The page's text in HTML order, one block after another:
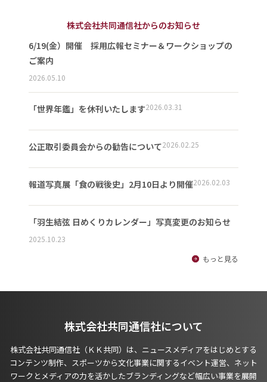
株式会社共同通信社からのお知らせ
6/19(金）開催 採用広報セミナー＆ワークショップの
ご案内
2026.05.10
「世界年鑑」を休刊いたします2026.03.31
公正取引委員会からの勧告について2026.02.25
報道写真展「食の戦後史」2月10日より開催2026.02.03
「羽生結弦 日めくりカレンダー」写真変更のお知らせ
2025.10.23
もっと見る
株式会社共同通信社について
株式会社共同通信社（ＫＫ共同）は、ニュースメディアをはじめとする
コンテンツ制作、スポーツから文化事業に関するイベント運営、ネット
ワークとメディアの力を活かしたブランディングなど幅広い事業を展開